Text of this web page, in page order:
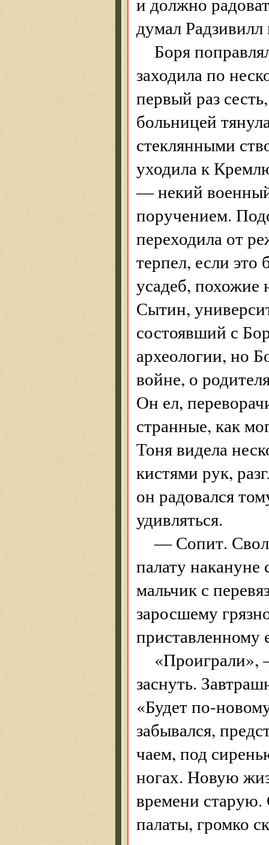
думал
Боря
заходила по
первый раз
больницей
стеклянными
уходила к
— некий
поручением.
переходила от
терпел, если
усадеб, похожие
Сытин,
состоявший с
археологии, но
войне, о
Он ел,
странные, как
Тоня видела
кистями рук,
он радовался
удивляться.
— Сопит.
палату
мальчик с
заросшему
приставленному
«Проиграли»,
заснуть.
«Будет по-
забывался,
чаем, под
ногах. Новую
времени старую.
палаты, громко